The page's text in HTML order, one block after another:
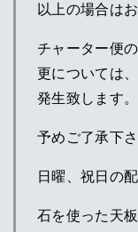
以上の場合は
チャーター便
更については
発生致します。
予めご了承下さ
日曜、祝日の
石を使った天